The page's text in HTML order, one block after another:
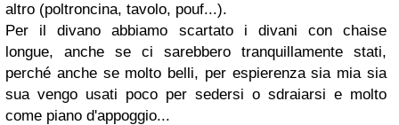
altro (poltroncina, tavolo, pouf...).
Per il divano abbiamo scartato i divani con chaise
longue, anche se ci sarebbero tranquillamente stati,
perché anche se molto belli, per espierenza sia mia sia
sua vengo usati poco per sedersi o sdraiarsi e molto
come piano d'appoggio...